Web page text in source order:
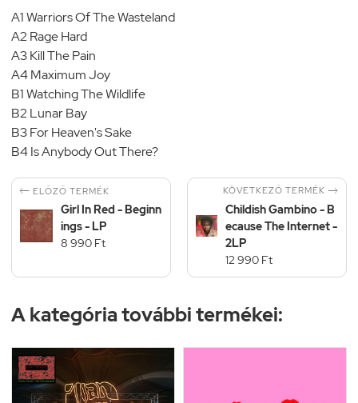
A1 Warriors Of The Wasteland
A2 Rage Hard
A3 Kill The Pain
A4 Maximum Joy
B1 Watching The Wildlife
B2 Lunar Bay
B3 For Heaven's Sake
B4 Is Anybody Out There?
 ELŐZŐ TERMÉK
Girl In Red - Beginn
ings - LP
8 990 Ft
KÖVETKEZŐ TERMÉK 
Childish Gambino - B
ecause The Internet -
2LP
12 990 Ft
A kategória további termékei: